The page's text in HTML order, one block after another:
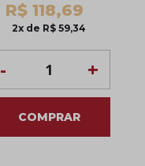
R$ 118,69
2x de R$ 59,34
+
-
COMPRAR